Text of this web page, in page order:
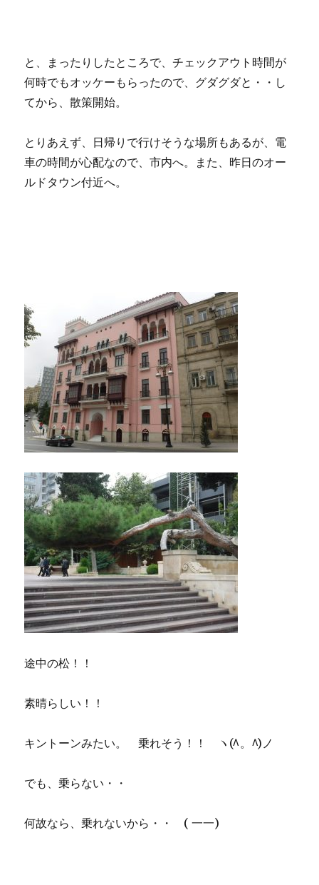
と、まったりしたところで、チェックアウト時間が
何時でもオッケーもらったので、グダグダと・・し
てから、散策開始。
とりあえず、日帰りで行けそうな場所もあるが、電
車の時間が心配なので、市内へ。また、昨日のオー
ルドタウン付近へ。
途中の松！！
素晴らしい！！
キントーンみたい。 乗れそう！！ ヽ(^。^)ノ
でも、乗らない・・
何故なら、乗れないから・・ ( 一一)